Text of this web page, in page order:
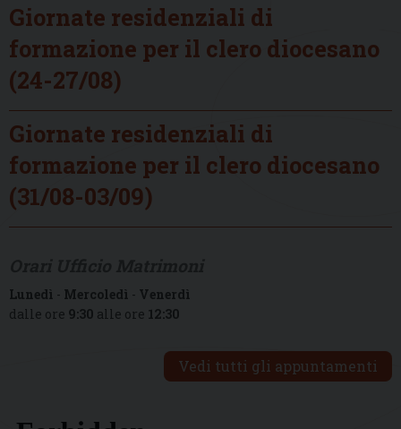
Giornate residenziali di
formazione per il clero diocesano
(24-27/08)
Giornate residenziali di
formazione per il clero diocesano
(31/08-03/09)
Lunedì - Mercoledì - Venerdì
dalle ore 9:30 alle ore 12:30
Vedi tutti gli appuntamenti